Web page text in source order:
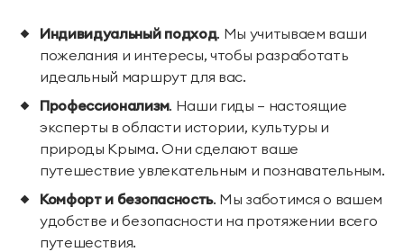
Индивидуальный подход. Мы учитываем ваши
пожелания и интересы, чтобы разработать
идеальный маршрут для вас.
Профессионализм. Наши гиды — настоящие
эксперты в области истории, культуры и
природы Крыма. Они сделают ваше
путешествие увлекательным и познавательным.
Комфорт и безопасность. Мы заботимся о вашем
удобстве и безопасности на протяжении всего
путешествия.